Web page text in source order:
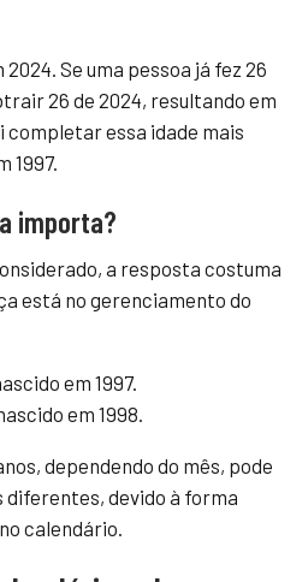
Se uma pessoa já fez 26
26 de 2024, resultando em
completar essa idade mais
1997.
importa?
a resposta costuma
está no gerenciamento do
em 1997.
em 1998.
dependendo do mês, pode
diferentes, devido à forma
calendário.